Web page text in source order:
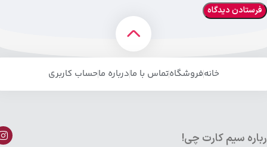
خانهفروشگاهتماس با مادرباره ماحساب کاربری
سیم کارت چی!